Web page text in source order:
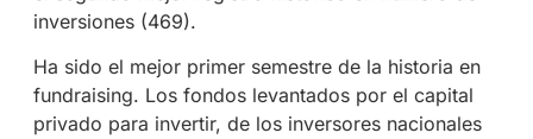
inversiones (469).
Ha sido el mejor primer semestre de la historia en
fundraising. Los fondos levantados por el capital
privado para invertir, de los inversores nacionales